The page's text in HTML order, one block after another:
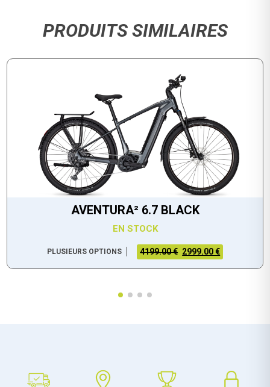
PRODUITS SIMILAIRES
AVENTURA² 6.7 BLACK
EN STOCK
PLUSIEURS OPTIONS 4199.00 € 2999.00 €